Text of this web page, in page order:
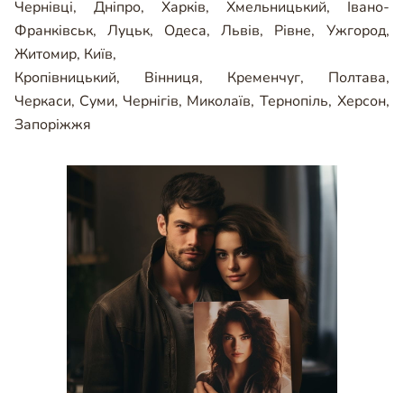
Чернівці, Дніпро, Харків, Хмельницький, Івано-
Франківськ, Луцьк, Одеса, Львів, Рівне, Ужгород,
Житомир, Київ,
Кропівницький, Вінниця, Кременчуг, Полтава,
Черкаси, Суми, Чернігів, Миколаїв, Тернопіль, Херсон,
Запоріжжя